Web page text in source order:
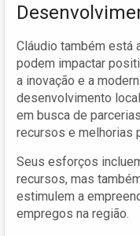
Cláudio também está
podem impactar
a inovação e a
desenvolvimento
em busca de
recursos e melhorias
Seus esforços
recursos, mas
estimulem a
empregos na região.